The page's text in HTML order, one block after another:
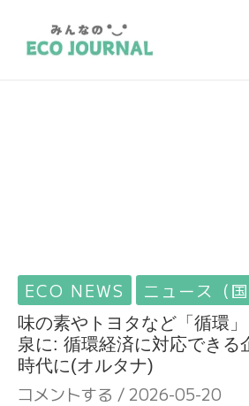
ECO NEWS ニュース（国
味の素やトヨタなど「循環
泉に: 循環経済に対応できる
時代に(オルタナ)
コメントする / 2026-05-20
索